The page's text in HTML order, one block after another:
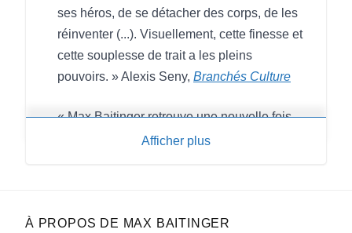
ses héros, de se détacher des corps, de les
réinventer (...). Visuellement, cette finesse et
cette souplesse de trait a les pleins
pouvoirs. » Alexis Seny, Branchés Culture
« Max Baitinger retrouve une nouvelle fois
ses réflexes de brasseur de la banalité et la
« Roman graphique atypique de bout en bout
Afficher plus
À PROPOS DE MAX BAITINGER